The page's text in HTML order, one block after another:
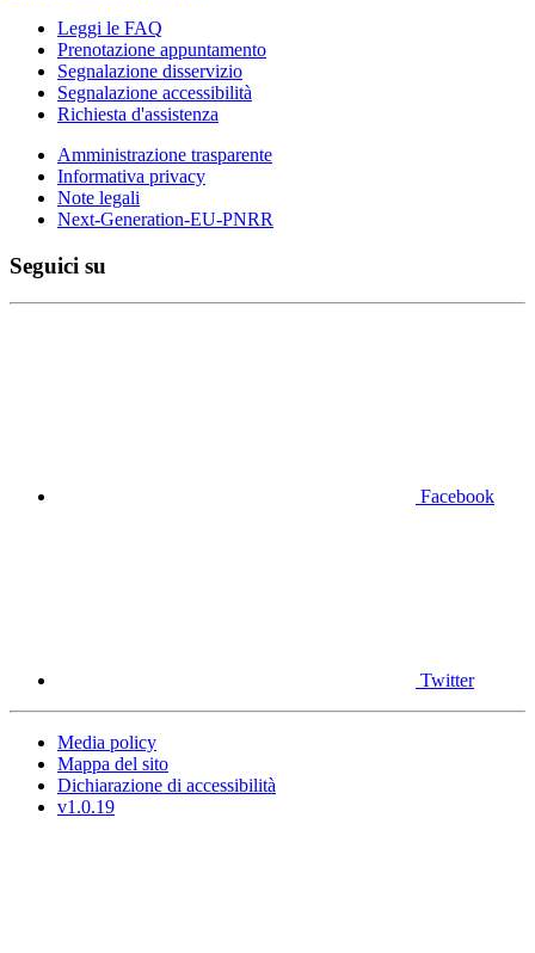
Leggi le FAQ
Prenotazione appuntamento
Segnalazione disservizio
Segnalazione accessibilità
Richiesta d'assistenza
Amministrazione trasparente
Informativa privacy
Note legali
Next-Generation-EU-PNRR
Seguici su
Facebook
Twitter
Media policy
Mappa del sito
Dichiarazione di accessibilità
v1.0.19